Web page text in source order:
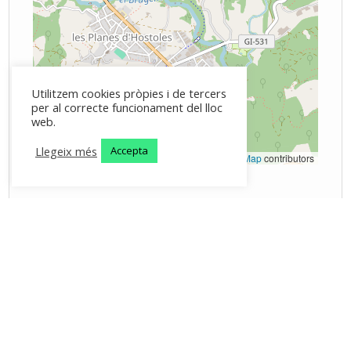
Leaflet OpenStreetMapcontributors
Utilitzem cookies pròpies i de tercers
per al correcte funcionament del lloc
web.
Llegeix més
Accepta